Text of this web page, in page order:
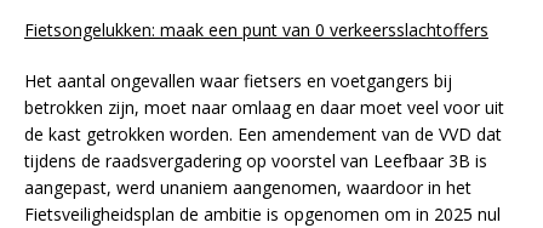
Fietsongelukken: maak een punt van 0 verkeersslachtoffers
Het aantal ongevallen waar fietsers en voetgangers bij
betrokken zijn, moet naar omlaag en daar moet veel voor uit
de kast getrokken worden. Een amendement van de VVD dat
tijdens de raadsvergadering op voorstel van Leefbaar 3B is
aangepast, werd unaniem aangenomen, waardoor in het
Fietsveiligheidsplan de ambitie is opgenomen om in 2025 nul